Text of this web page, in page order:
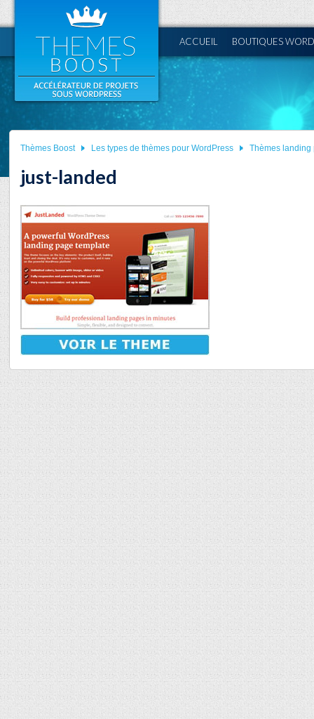
ACCUEIL BOUTIQUES
Thèmes Boost Les types de thèmes pour WordPress Thèmes landing
just-landed